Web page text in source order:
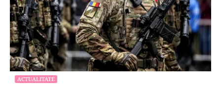
ACTUALITATE